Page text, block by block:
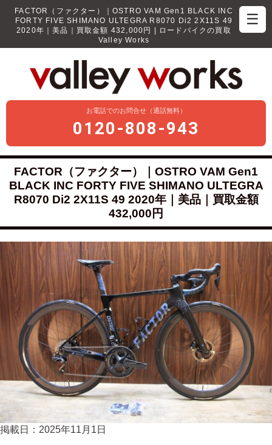
☰
FACTOR（ファクター）｜OSTRO VAM Gen1 BLACK INC
FORTY FIVE SHIMANO ULTEGRA R8070 Di2 2X11S 49
2020年｜美品｜買取金額 432,000円 | ロードバイクの買取
Valley Works
お電話でのお問合せ（通話無料）
0120-808-943
FACTOR（ファクター）｜OSTRO VAM Gen1
BLACK INC FORTY FIVE SHIMANO ULTEGRA
R8070 Di2 2X11S 49 2020年｜美品｜買取金額
432,000円
掲載日：2025年11月1日